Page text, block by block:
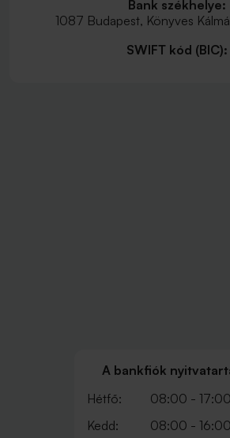
Bank székhelye:
1087 Budapest, Könyves
SWIFT kód (BIC):
A bankfiók
Hétfő:
08:00 - 17:00
Kedd:
08:00 - 16:00